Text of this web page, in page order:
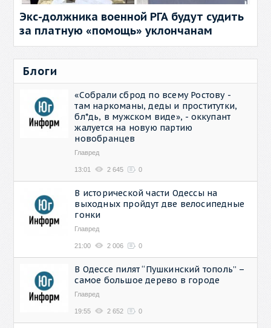
Экс-должника военной РГА будут судить
за платную «помощь» уклончанам
Блоги
«Собрали сброд по всему Ростову -
там наркоманы, деды и проститутки,
бл*дь, в мужском виде», - оккупант
жалуется на новую партию
новобранцев
Главред
13:01 2 645 0
В исторической части Одессы на
выходных пройдут две велосипедные
гонки
Главред
21:00 2 006 0
В Одессе пилят “Пушкинский тополь” –
самое большое дерево в городе
Главред
19:55 2 652 0